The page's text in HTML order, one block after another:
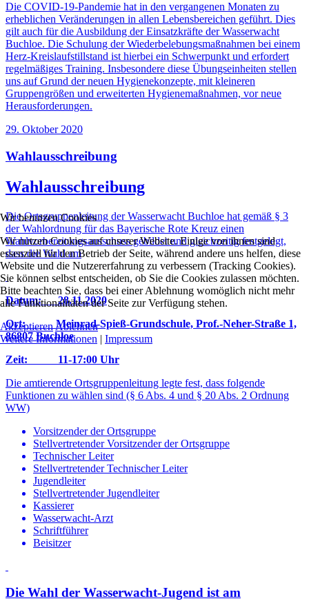
Die COVID-19-Pandemie hat in den vergangenen Monaten zu
erheblichen Veränderungen in allen Lebensbereichen geführt. Dies
gilt auch für die Ausbildung der Einsatzkräfte der Wasserwacht
Buchloe. Die Schulung der Wiederbelebungsmaßnahmen bei einem
Herz-Kreislaufstillstand ist hierbei ein Schwerpunkt und erfordert
regelmäßiges Training. Insbesondere diese Übungseinheiten stellen
uns auf Grund der neuen Hygienekonzepte, mit kleineren
Gruppengrößen und erweiterten Hygienemaßnahmen, vor neue
Herausforderungen.
29. Oktober 2020
Wahlausschreibung
Wahlausschreibung
Die Ortsgruppenleitung der Wasserwacht Buchloe hat gemäß § 3
der Wahlordnung für das Bayerische Rote Kreuz einen
Wahlvorbereitungsausschuss gebildet und gleichzeitig festgelegt,
dass die Wahl am
Datum: 28.11.2020
Ort: Meinrad-Spieß-Grundschule, Prof.-Neher-Straße 1,
86807 Buchloe
Zeit: 11-17:00 Uhr
Die amtierende Ortsgruppenleitung legte fest, dass folgende
Funktionen zu wählen sind (§ 6 Abs. 4 und § 20 Abs. 2 Ordnung
WW)
Vorsitzender der Ortsgruppe
Stellvertretender Vorsitzender der Ortsgruppe
Technischer Leiter
Stellvertretender Technischer Leiter
Jugendleiter
Stellvertretender Jugendleiter
Kassierer
Wasserwacht-Arzt
Schriftführer
Beisitzer
Die Wahl der Wasserwacht-Jugend ist am
Wir benutzen Cookies
Wir nutzen Cookies auf unserer Website. Einige von ihnen sind
essenziell für den Betrieb der Seite, während andere uns helfen, diese
Website und die Nutzererfahrung zu verbessern (Tracking Cookies).
Sie können selbst entscheiden, ob Sie die Cookies zulassen möchten.
Bitte beachten Sie, dass bei einer Ablehnung womöglich nicht mehr
alle Funktionalitäten der Seite zur Verfügung stehen.
AkzeptierenAblehnen
Weitere Informationen | Impressum